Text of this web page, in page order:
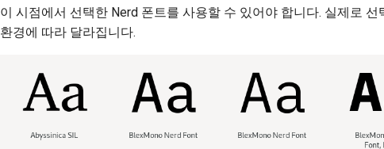
이 시점에서 선택한 Nerd 폰트를 사용할 수 있어야 합니다. 실제로
환경에 따라 달라집니다.